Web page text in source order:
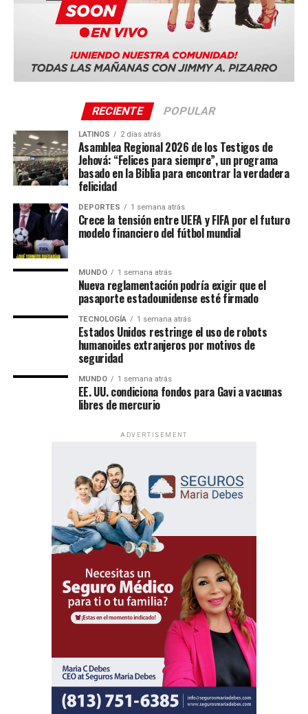
RECIENTE POPULAR
LATINOS 2 días atrás
Asamblea Regional 2026 de los Testigos de
Jehová: “Felices para siempre”, un programa
basado en la Biblia para encontrar la verdadera
felicidad
DEPORTES 1 semana atrás
Crece la tensión entre UEFA y FIFA por el futuro
modelo financiero del fútbol mundial
MUNDO 1 semana atrás
Nueva reglamentación podría exigir que el
pasaporte estadounidense esté firmado
TECNOLOGÍA 1 semana atrás
Estados Unidos restringe el uso de robots
humanoides extranjeros por motivos de
seguridad
MUNDO 1 semana atrás
EE. UU. condiciona fondos para Gavi a vacunas
libres de mercurio
ADVERTISEMENT